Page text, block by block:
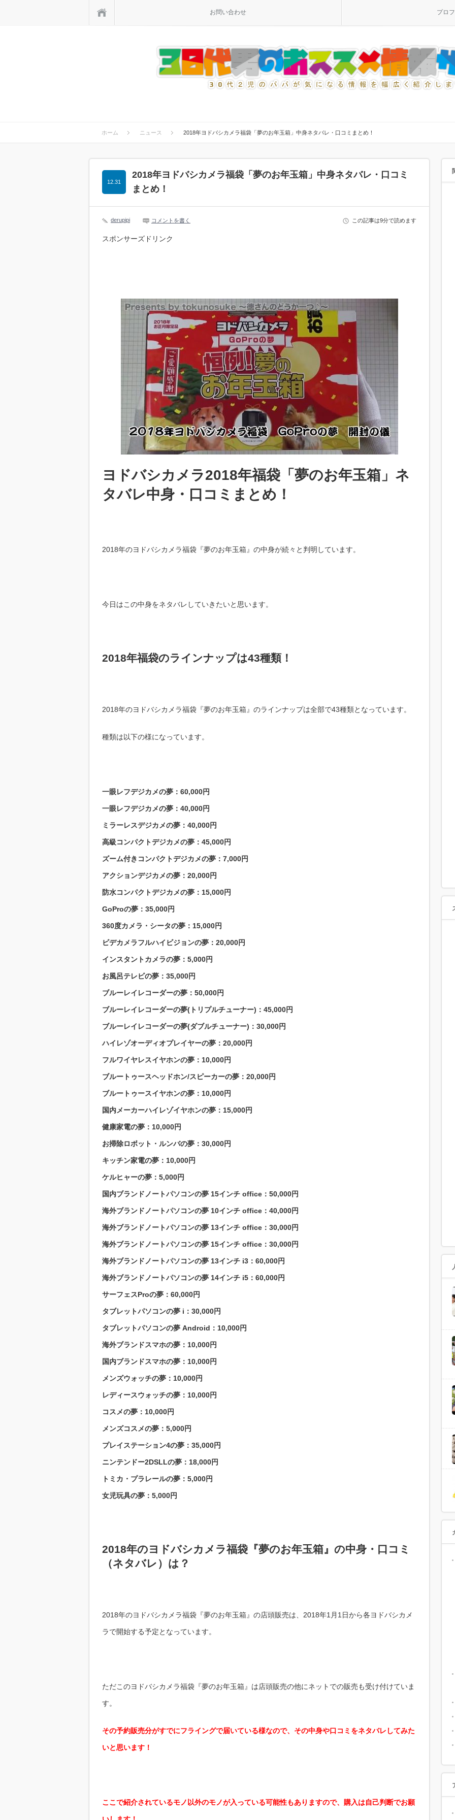
お問い合わせ プロ
ホーム ニュース 2018年ヨドバシカメラ福袋「夢のお年玉箱」中身ネタバレ・口コミまとめ！
2018年ヨドバシカメラ福袋「夢のお年玉箱」中身ネタバレ・口コミ
まとめ！
12.31
derupipi コメントを書く この記事は9分で読めます
スポンサーズドリンク
ヨドバシカメラ2018年福袋「夢のお年玉箱」ネ
タバレ中身・口コミまとめ！
2018年のヨドバシカメラ福袋『夢のお年玉箱』の中身が続々と判明しています。
今日はこの中身をネタバレしていきたいと思います。
2018年福袋のラインナップは43種類！
2018年のヨドバシカメラ福袋『夢のお年玉箱』のラインナップは全部で43種類となっています。
種類は以下の様になっています。
一眼レフデジカメの夢：60,000円
一眼レフデジカメの夢：40,000円
ミラーレスデジカメの夢：40,000円
高級コンパクトデジカメの夢：45,000円
ズーム付きコンパクトデジカメの夢：7,000円
アクションデジカメの夢：20,000円
防水コンパクトデジカメの夢：15,000円
GoProの夢：35,000円
360度カメラ・シータの夢：15,000円
ビデカメラフルハイビジョンの夢：20,000円
インスタントカメラの夢：5,000円
お風呂テレビの夢：35,000円
ブルーレイレコーダーの夢：50,000円
ブルーレイレコーダーの夢(トリプルチューナー)：45,000円
ブルーレイレコーダーの夢(ダブルチューナー)：30,000円
ハイレゾオーディオプレイヤーの夢：20,000円
フルワイヤレスイヤホンの夢：10,000円
ブルートゥースヘッドホン/スピーカーの夢：20,000円
ブルートゥースイヤホンの夢：10,000円
国内メーカーハイレゾイヤホンの夢：15,000円
健康家電の夢：10,000円
お掃除ロボット・ルンバの夢：30,000円
キッチン家電の夢：10,000円
ケルヒャーの夢：5,000円
国内ブランドノートパソコンの夢 15インチ office：50,000円
海外ブランドノートパソコンの夢 10インチ office：40,000円
海外ブランドノートパソコンの夢 13インチ office：30,000円
海外ブランドノートパソコンの夢 15インチ office：30,000円
海外ブランドノートパソコンの夢 13インチ i3：60,000円
海外ブランドノートパソコンの夢 14インチ i5：60,000円
サーフェスProの夢：60,000円
タブレットパソコンの夢 i：30,000円
タブレットパソコンの夢 Android：10,000円
海外ブランドスマホの夢：10,000円
国内ブランドスマホの夢：10,000円
メンズウォッチの夢：10,000円
レディースウォッチの夢：10,000円
コスメの夢：10,000円
メンズコスメの夢：5,000円
プレイステーション4の夢：35,000円
ニンテンドー2DSLLの夢：18,000円
トミカ・プラレールの夢：5,000円
女児玩具の夢：5,000円
2018年のヨドバシカメラ福袋『夢のお年玉箱』の中身・口コミ
（ネタバレ）は？
2018年のヨドバシカメラ福袋『夢のお年玉箱』の店頭販売は、2018年1月1日から各ヨドバシカメ
ラで開始する予定となっています。
ただこのヨドバシカメラ福袋『夢のお年玉箱』は店頭販売の他にネットでの販売も受け付けていま
す。
その予約販売分がすでにフライングで届いている様なので、その中身や口コミをネタバレしてみた
いと思います！
ここで紹介されているモノ以外のモノが入っている可能性もありますので、購入は自己判断でお願